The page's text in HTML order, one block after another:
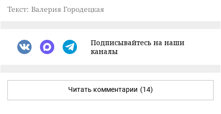
Текст: Валерия Городецкая
Подписывайтесь на наши
каналы
Читать комментарии (14)